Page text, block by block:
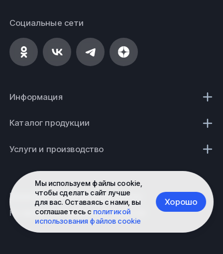
Мы используем файлы cookie,
чтобы сделать сайт лучше
для вас. Оставаясь с нами, вы
соглашаетесь с политикой
использования файлов cookie
Хорошо
Социальные сети
Информация
Каталог продукции
Услуги и производство
Не является публичной офертой
Политика конфиденциальности